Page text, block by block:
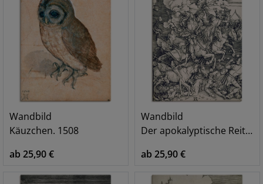
Wandbild
Käuzchen. 1508
ab 25,90 €
Wandbild
Der apokalyptische Reiter. Um 1497/98
ab 25,90 €